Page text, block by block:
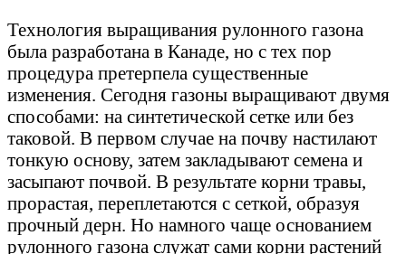
Технология выращивания рулонного газона
была разработана в Канаде, но с тех пор
процедура претерпела существенные
изменения. Сегодня газоны выращивают двумя
способами: на синтетической сетке или без
таковой. В первом случае на почву настилают
тонкую основу, затем закладывают семена и
засыпают почвой. В результате корни травы,
прорастая, переплетаются с сеткой, образуя
прочный дерн. Но намного чаще основанием
рулонного газона служат сами корни растений